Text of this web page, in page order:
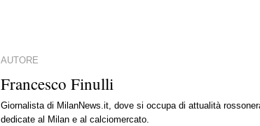
AUTORE
Francesco Finulli
Giornalista di MilanNews.it, dove si occupa di attualità
dedicate al Milan e al calciomercato.